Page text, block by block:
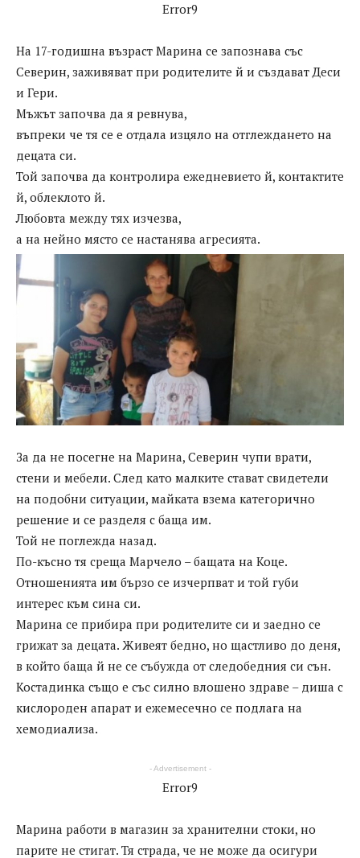
Error9
На 17-годишна възраст Марина се запознава със
Северин, заживяват при родителите й и създават Деси
и Гери.
Мъжът започва да я ревнува,
въпреки че тя се е отдала изцяло на отглеждането на
децата си.
Той започва да контролира ежедневието й, контактите
й, облеклото й.
Любовта между тях изчезва,
а на нейно място се настанява агресията.
За да не посегне на Марина, Северин чупи врати,
стени и мебели. След като малките стават свидетели
на подобни ситуации, майката взема категорично
решение и се разделя с баща им.
Той не поглежда назад.
По-късно тя среща Марчело – бащата на Коце.
Отношенията им бързо се изчерпват и той губи
интерес към сина си.
Марина се прибира при родителите си и заедно се
грижат за децата. Живеят бедно, но щастливо до деня,
в който баща й не се събужда от следобедния си сън.
Костадинка също е със силно влошено здраве – диша с
кислороден апарат и ежемесечно се подлага на
хемодиализа.
- Advertisement -
Error9
Марина работи в магазин за хранителни стоки, но
парите не стигат. Тя страда, че не може да осигури